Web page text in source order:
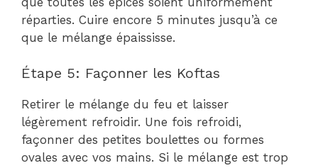
réparties. Cuire encore 5 minutes jusqu’à ce
que le mélange épaississe.
Étape 5: Façonner les Koftas
Retirer le mélange du feu et laisser
légèrement refroidir. Une fois refroidi,
façonner des petites boulettes ou formes
ovales avec vos mains. Si le mélange est trop